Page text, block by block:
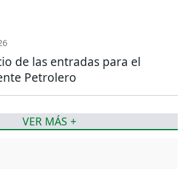
de las entradas para el
Petrolero
VER MÁS +